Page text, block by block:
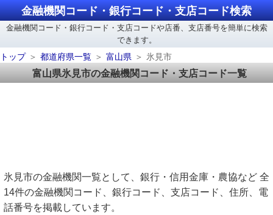
金融機関コード・銀行コード・支店コード検索
金融機関コード・銀行コード・支店コードや店番、支店番号を簡単に検索
できます。
トップ
都道府県一覧 富山県 氷見市
富山県氷見市の金融機関コード・支店コード一覧
氷見市の金融機関一覧として、銀行・信用金庫・農協など 全
14件の金融機関コード、銀行コード、支店コード、住所、電
話番号を掲載しています。